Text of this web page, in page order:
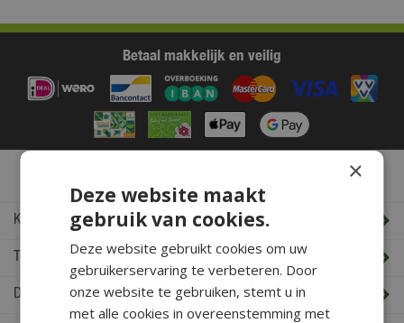
Betaal makkelijk en veilig
Klantenservice
Tuincentrum De Boet
De Boet klantenkaart
×
Deze website maakt
gebruik van cookies.
Deze website gebruikt cookies om uw
gebruikerservaring te verbeteren. Door
onze website te gebruiken, stemt u in
met alle cookies in overeenstemming met